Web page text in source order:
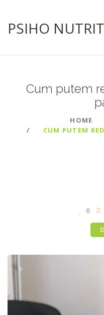
PSIHO
Cum putem
HOME
CUM PUTEM
0